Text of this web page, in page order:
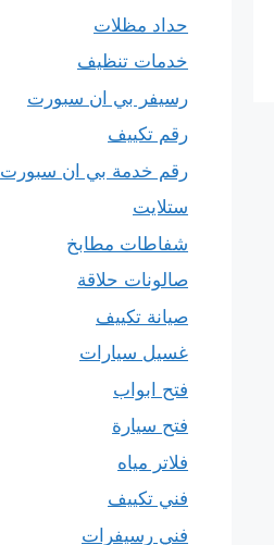
حداد مظلات
خدمات تنظيف
رسيفر بي ان سبورت
رقم تكييف
رقم خدمة بي ان سبورت
ستلايت
شفاطات مطابخ
صالونات حلاقة
صيانة تكييف
غسيل سيارات
فتح ابواب
فتح سيارة
فلاتر مياه
فني تكييف
فني رسيفرات